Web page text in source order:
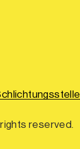
reserved.